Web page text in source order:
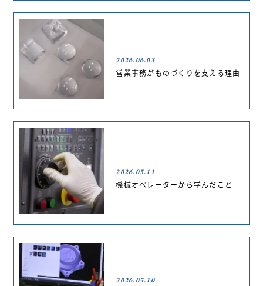
2026.06.03
営業事務がものづくりを支える理由
2026.05.11
機械オペレーターから学んだこと
2026.05.10